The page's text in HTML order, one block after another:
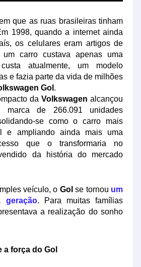
que as ruas brasileiras tinham
1998, quando a internet ainda
os celulares eram artigos de
um carro custava apenas uma
atualmente, um modelo
e fazia parte da vida de milhões
Gol .
da Volkswagen alcançou
marca de 266.091 unidades
se como o carro mais
e ampliando ainda mais uma
que o transformaria no
da história do mercado
veículo, o Gol se tornou um
geração. Para muitas famílias
a realização do sonho
a força do Gol